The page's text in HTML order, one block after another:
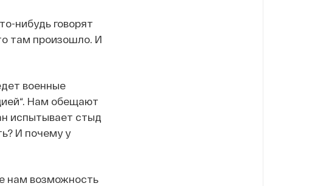
нибудь говорят
там произошло. И
военные
Нам обещают
испытывает стыд
И почему у
нам возможность